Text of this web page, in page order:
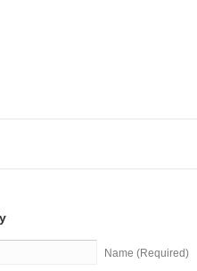
Name (Required)